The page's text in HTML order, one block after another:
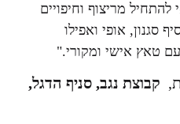
מריצוף וחיפויים
אופי ואפילו
טאץ אישי ומקורי."
קבוצת נגב, סניף הדגל,